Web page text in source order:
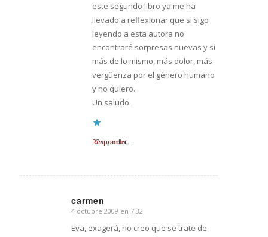
este segundo libro ya me ha
llevado a reflexionar que si sigo
leyendo a esta autora no
encontraré sorpresas nuevas y si
más de lo mismo, más dolor, más
vergüenza por el género humano
y no quiero.
Un saludo.
Cargando...
Responder
carmen
Dice:
4 octubre 2009 en 7:32
Eva, exagerá, no creo que se trate de